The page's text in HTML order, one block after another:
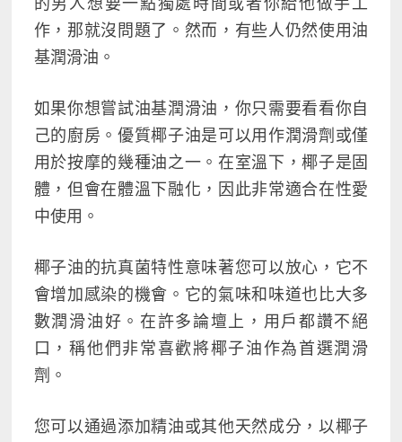
作，那就沒問題了 。然而，有些人仍然使用油
基潤滑油。
如果你想嘗試油基潤滑油，你只需要看看你自
己的廚房。優質椰子油是可以用作潤滑劑或僅
用於按摩的幾種油之一。在室溫下，椰子是固
體，但會在體溫下融化，因此非常適合在性愛
中使用。
椰子油的抗真菌特性意味著您可以放心，它不
會增加感染的機會。它的氣味和味道也比大多
數潤滑油好。在許多論壇上，用戶都讚不絕
口，稱他們非常喜歡將椰子油作為首選潤滑
劑。
您可以通過添加精油或其他天然成分，以椰子